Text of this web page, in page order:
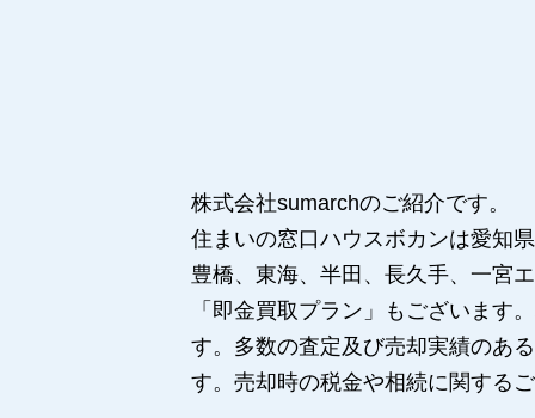
株式会社sumarchのご紹介です。
住まいの窓口ハウスボカンは愛知
豊橋、東海、半田、長久手、一宮
「即金買取プラン」もございます
す。多数の査定及び売却実績のあ
す。売却時の税金や相続に関する